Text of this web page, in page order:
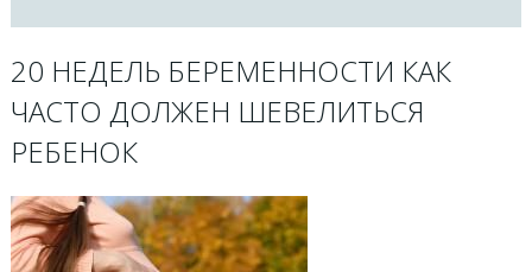
20 НЕДЕЛЬ БЕРЕМЕННОСТИ КАК
ЧАСТО ДОЛЖЕН ШЕВЕЛИТЬСЯ
РЕБЕНОК